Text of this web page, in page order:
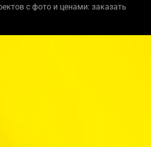
с фото и ценами: заказать